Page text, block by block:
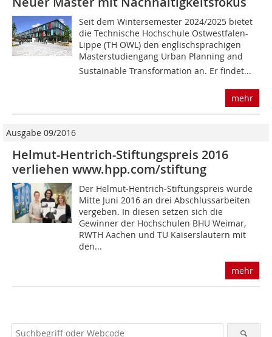
Seit dem Wintersemester 2024/2025 bietet
die Technische Hochschule Ostwestfalen-
Lippe (TH OWL) den englischsprachigen
Masterstudiengang Urban Planning and
Sustainable Transformation an. Er findet...
mehr
Ausgabe 09/2016
Helmut-Hentrich-Stiftungspreis 2016
verliehen www.hpp.com/stiftung
Der Helmut-Hentrich-Stiftungspreis wurde
Mitte Juni 2016 an drei Abschlussarbeiten
vergeben. In diesen setzen sich die
Gewinner der Hochschulen BHU Weimar,
RWTH Aachen und TU Kaiserslautern mit
den...
mehr